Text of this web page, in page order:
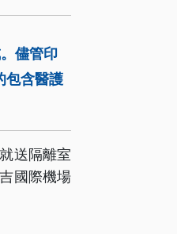
儘管印
包含醫護
送隔離室
國際機場